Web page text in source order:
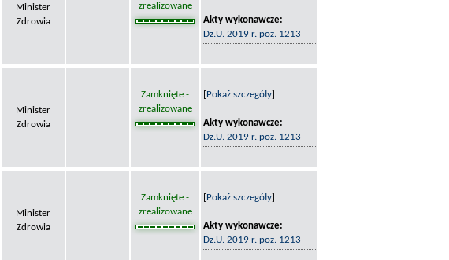
Minister
Zdrowia
zrealizowane
Akty wykonawcze:
Dz.U. 2019 r. poz. 1213
Minister
Zdrowia
Zamknięte -
zrealizowane
Pokaż szczegóły
Akty wykonawcze:
Dz.U. 2019 r. poz. 1213
Minister
Zdrowia
Zamknięte -
zrealizowane
Pokaż szczegóły
Akty wykonawcze:
Dz.U. 2019 r. poz. 1213